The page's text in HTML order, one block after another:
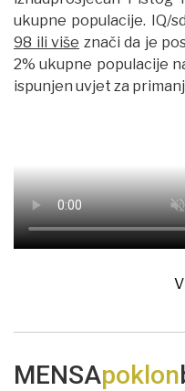
ukupne populacije. IQ/
98 ili više znači da je
2% ukupne populacije
ispunjen uvjet za
MENSApoklon